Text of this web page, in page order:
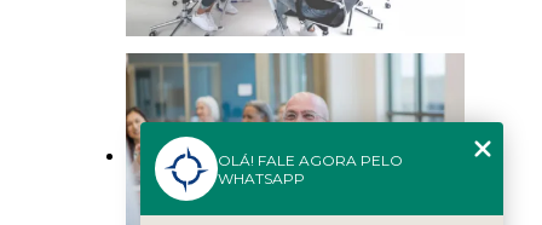
OLÁ! FALE AGORA PELO
WHATSAPP